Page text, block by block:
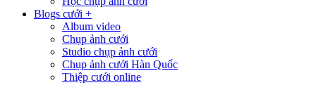
Blogs cưới +
Album video
Chụp ảnh cưới
Studio chụp ảnh cưới
Chụp ảnh cưới Hàn Quốc
Thiệp cưới online